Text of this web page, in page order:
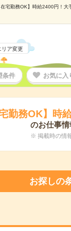
在宅勤務OK】時給2400円！
リア変更
条件 お気に入
宅勤務OK】時
のお仕事情
※ 掲載時の情
お探しの